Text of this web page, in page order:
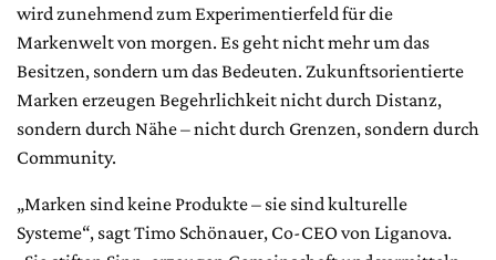
wird zunehmend zum Experimentierfeld für die
Markenwelt von morgen. Es geht nicht mehr um das
Besitzen, sondern um das Bedeuten. Zukunftsorientierte
Marken erzeugen Begehrlichkeit nicht durch Distanz,
sondern durch Nähe – nicht durch Grenzen, sondern durch
Community.
„Marken sind keine Produkte – sie sind kulturelle
Systeme“, sagt Timo Schönauer, Co-CEO von Liganova.